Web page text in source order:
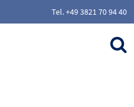
Tel. +49 3821 70 94 40